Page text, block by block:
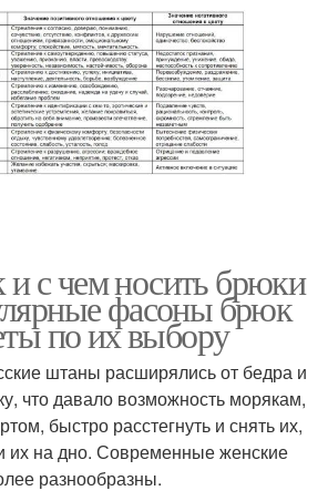
и с чем носить брюки
фасоны брюк
по их выбору
штаны расширялись от бедра и
что давало возможность морякам,
быстро расстегнуть и снять их,
их на дно. Современные женские
разнообразны.